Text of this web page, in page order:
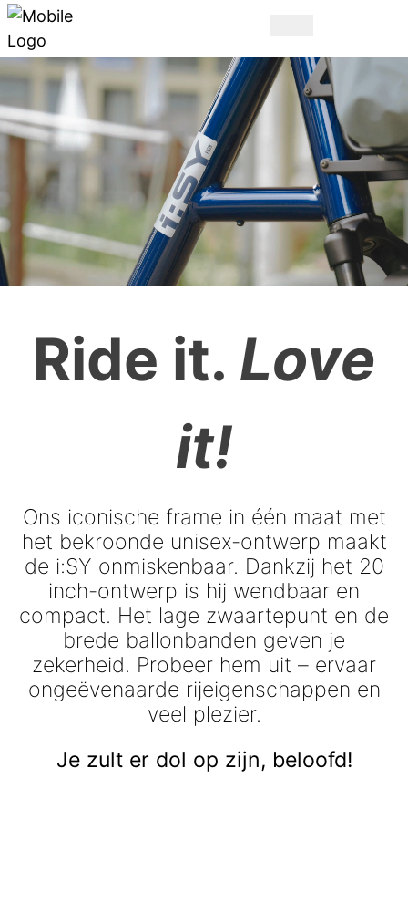
Ride it. Love
it!
Ons iconische frame in één maat met
het bekroonde unisex-ontwerp maakt
de i:SY onmiskenbaar. Dankzij het 20
inch-ontwerp is hij wendbaar en
compact. Het lage zwaartepunt en de
brede ballonbanden geven je
zekerheid. Probeer hem uit – ervaar
ongeëvenaarde rijeigenschappen en
veel plezier.
Je zult er dol op zijn, beloofd!